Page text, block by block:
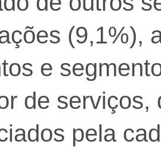
(9,1%),
e
de serviços,
pela